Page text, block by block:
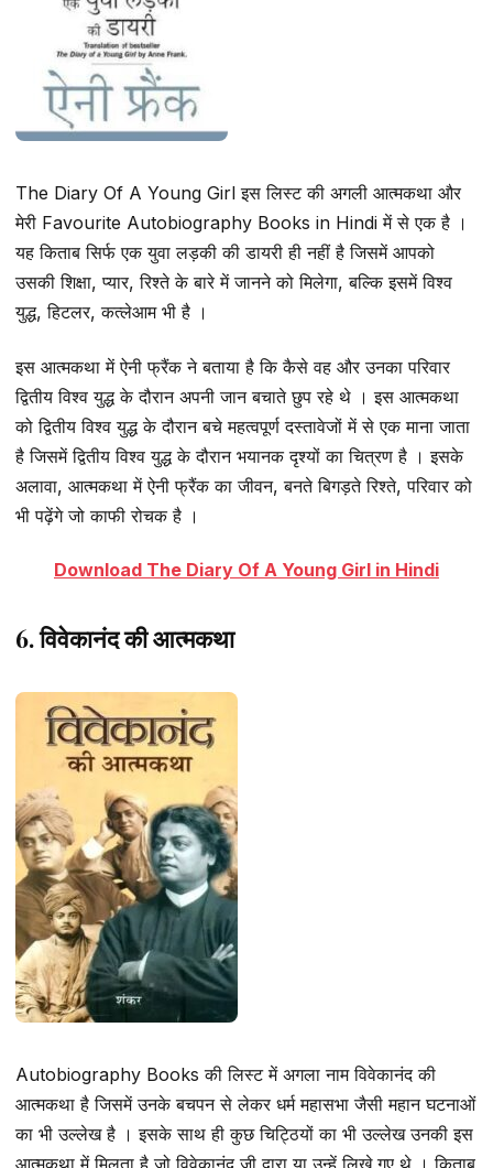
The Diary Of A Young Girl इस लिस्ट की अगली आत्मकथा और
मेरी Favourite Autobiography Books in Hindi में से एक है ।
यह किताब सिर्फ एक युवा लड़की की डायरी ही नहीं है जिसमें आपको
उसकी शिक्षा, प्यार, रिश्ते के बारे में जानने को मिलेगा, बल्कि इसमें विश्व
युद्ध, हिटलर, कत्लेआम भी है ।
इस आत्मकथा में ऐनी फ्रैंक ने बताया है कि कैसे वह और उनका परिवार
द्वितीय विश्व युद्ध के दौरान अपनी जान बचाते छुप रहे थे । इस आत्मकथा
को द्वितीय विश्व युद्ध के दौरान बचे महत्वपूर्ण दस्तावेजों में से एक माना जाता
है जिसमें द्वितीय विश्व युद्ध के दौरान भयानक दृश्यों का चित्रण है । इसके
अलावा, आत्मकथा में ऐनी फ्रैंक का जीवन, बनते बिगड़ते रिश्ते, परिवार को
भी पढ़ेंगे जो काफी रोचक है ।
Download The Diary Of A Young Girl in Hindi
6. विवेकानंद की आत्मकथा
Autobiography Books की लिस्ट में अगला नाम विवेकानंद की
आत्मकथा है जिसमें उनके बचपन से लेकर धर्म महासभा जैसी महान घटनाओं
का भी उल्लेख है । इसके साथ ही कुछ चिट्ठियों का भी उल्लेख उनकी इस